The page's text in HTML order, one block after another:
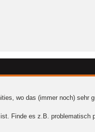
wo das (immer noch) sehr
Finde es z.B.